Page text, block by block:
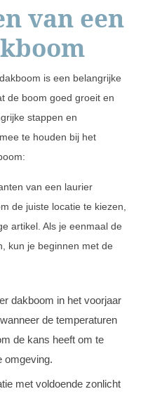
van een
is een belangrijke
de boom goed groeit en
stappen en
te houden bij het
van een laurier
de juiste locatie te kiezen,
artikel. Als je eenmaal de
kun je beginnen met de
dakboom in het voorjaar
de temperaturen
de kans heeft om te
omgeving.
met voldoende zonlicht